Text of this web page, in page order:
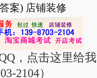
案) 店铺装修